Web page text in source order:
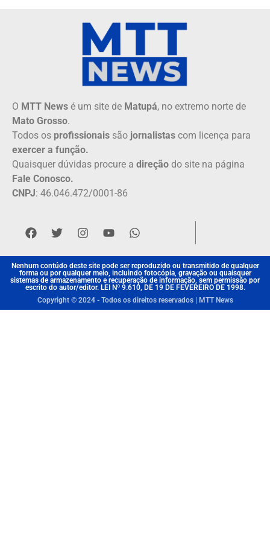
O MTT News é um site de Matupá, no extremo norte de
Mato Grosso.
Todos os profissionais são jornalistas com licença para
exercer a função.
Quaisquer dúvidas procure a direção do site na página
Fale Conosco.
CNPJ: 46.046.472/0001-86
Nenhum contúdo deste site pode ser reproduzido ou transmitido de qualquer
forma ou por qualquer meio, incluindo fotocópia, gravação ou quaisquer
sistemas de armazenamento e recuperação de informação, sem permissão por
escrito do autor/editor. LEI Nº 9.610, DE 19 DE FEVEREIRO DE 1998.
Copyright © 2024 - Todos os direitos reservados | MTT News